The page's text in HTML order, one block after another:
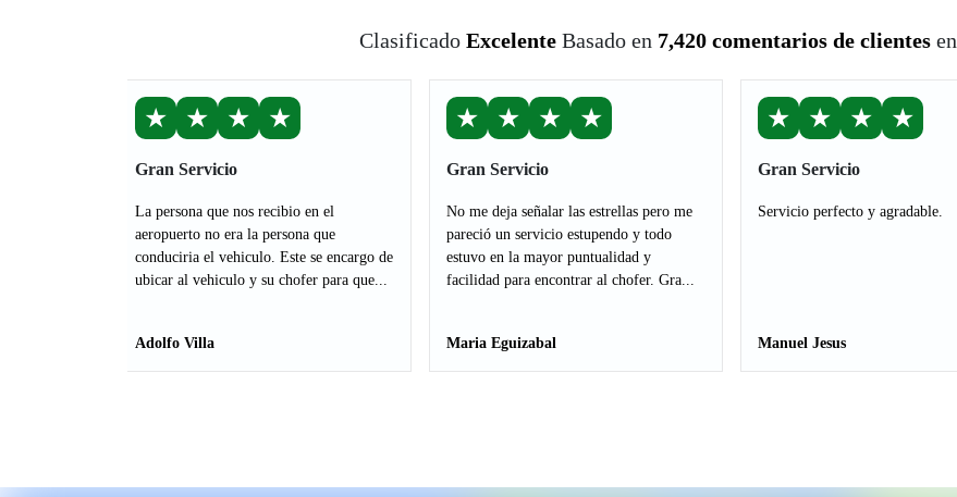
Clasificado Excelente Basado en 7,420 comentarios de clientes en
★ ★ ★ ★
Gran Servicio
La persona que nos recibio en el
aeropuerto no era la persona que
conduciria el vehiculo. Este se encargo de
ubicar al vehiculo y su chofer para que...
Adolfo Villa
★ ★ ★ ★
Gran Servicio
No me deja señalar las estrellas pero me
pareció un servicio estupendo y todo
estuvo en la mayor puntualidad y
facilidad para encontrar al chofer. Gra...
Maria Eguizabal
★ ★ ★ ★
Gran Servicio
Servicio perfecto y agradable.
Manuel Jesus